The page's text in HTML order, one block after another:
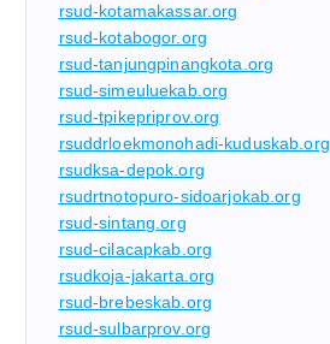
rsud-kotamakassar.org
rsud-kotabogor.org
rsud-tanjungpinangkota.org
rsud-simeuluekab.org
rsud-tpikepriprov.org
rsuddrloekmonohadi-kuduskab.org
rsudksa-depok.org
rsudrtnotopuro-sidoarjokab.org
rsud-sintang.org
rsud-cilacapkab.org
rsudkoja-jakarta.org
rsud-brebeskab.org
rsud-sulbarprov.org